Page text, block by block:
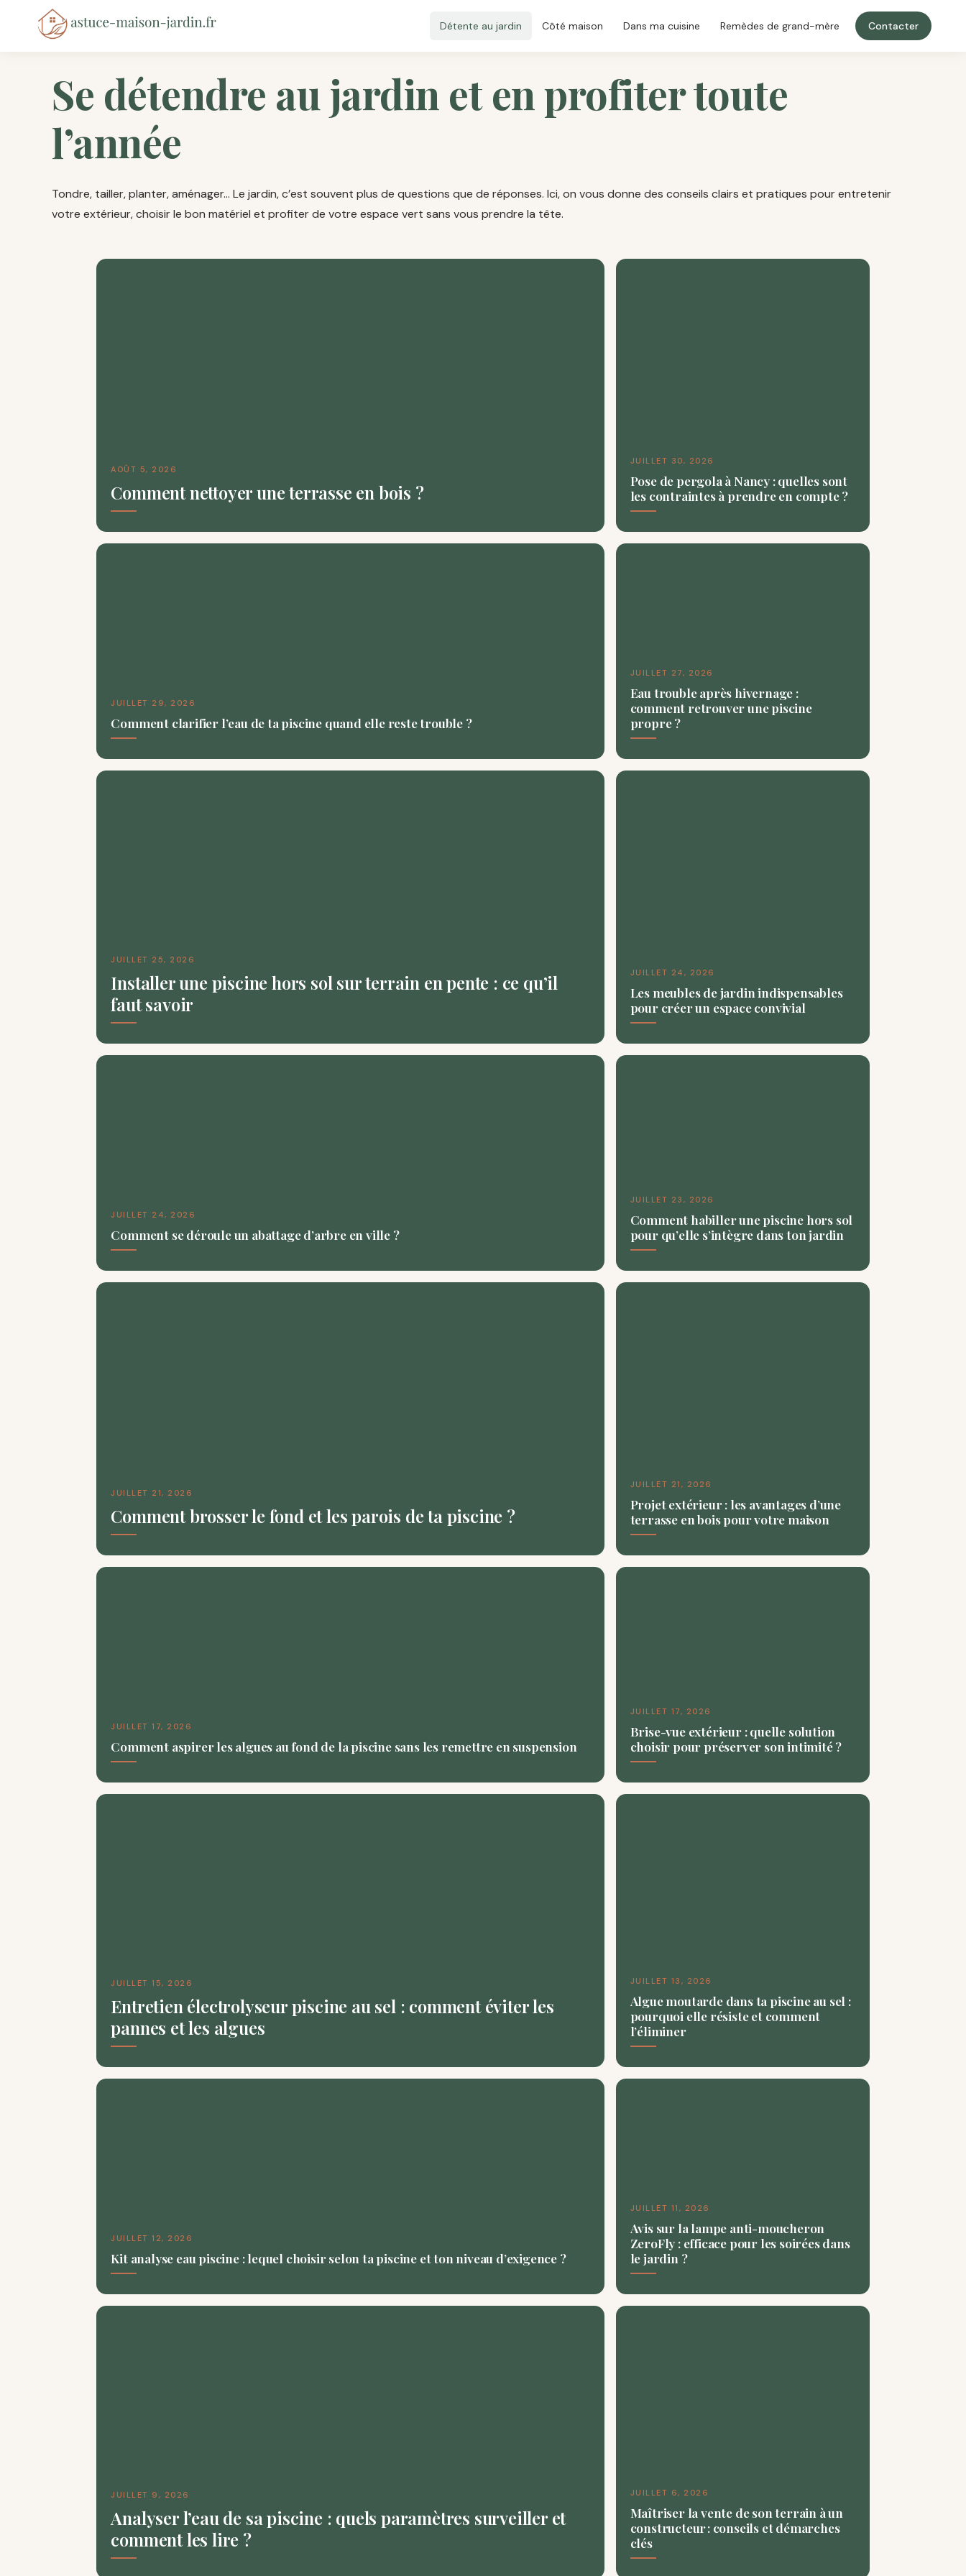
Détente au jardin Côté maison Dans ma cuisine Remèdes de grand-mère Contacter
Se détendre au jardin et en profiter toute
l’année
Tondre, tailler, planter, aménager… Le jardin, c’est souvent plus de questions que de réponses. Ici, on vous donne des conseils clairs et pratiques pour entretenir
votre extérieur, choisir le bon matériel et profiter de votre espace vert sans vous prendre la tête.
AOÛT 5, 2026
Comment nettoyer une terrasse en bois ?
JUILLET 30, 2026
Pose de pergola à Nancy : quelles sont
les contraintes à prendre en compte ?
JUILLET 29, 2026
Comment clarifier l’eau de ta piscine quand elle reste trouble ?
JUILLET 27, 2026
Eau trouble après hivernage :
comment retrouver une piscine
propre ?
JUILLET 25, 2026
Installer une piscine hors sol sur terrain en pente : ce qu’il
faut savoir
JUILLET 24, 2026
Les meubles de jardin indispensables
pour créer un espace convivial
JUILLET 24, 2026
Comment se déroule un abattage d’arbre en ville ?
JUILLET 23, 2026
Comment habiller une piscine hors sol
pour qu’elle s’intègre dans ton jardin
JUILLET 21, 2026
Comment brosser le fond et les parois de ta piscine ?
JUILLET 21, 2026
Projet extérieur : les avantages d’une
terrasse en bois pour votre maison
JUILLET 17, 2026
Comment aspirer les algues au fond de la piscine sans les remettre en suspension
JUILLET 17, 2026
Brise-vue extérieur : quelle solution
choisir pour préserver son intimité ?
JUILLET 15, 2026
Entretien électrolyseur piscine au sel : comment éviter les
pannes et les algues
JUILLET 13, 2026
Algue moutarde dans ta piscine au sel :
pourquoi elle résiste et comment
l’éliminer
JUILLET 12, 2026
Kit analyse eau piscine : lequel choisir selon ta piscine et ton niveau d’exigence ?
JUILLET 11, 2026
Avis sur la lampe anti-moucheron
ZeroFly : efficace pour les soirées dans
le jardin ?
JUILLET 9, 2026
Analyser l’eau de sa piscine : quels paramètres surveiller et
comment les lire ?
JUILLET 6, 2026
Maîtriser la vente de son terrain à un
constructeur : conseils et démarches
clés